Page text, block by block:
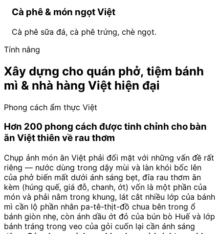
Cà phê & món ngọt Việt
Cà phê sữa đá, cà phê trứng, chè ngọt.
Tính năng
Xây dựng cho quán phở, tiệm bánh
mì & nhà hàng Việt hiện đại
Phong cách ẩm thực Việt
Hơn 200 phong cách được tinh chỉnh cho bàn
ăn Việt thiên về rau thơm
Chụp ảnh món ăn Việt phải đối mặt với những vấn đề rất
riêng — nước dùng trong dậy mùi và làn khói bốc lên
của phở biến mất dưới ánh sáng bẹt, đĩa rau thơm ăn
kèm (húng quế, giá đỗ, chanh, ớt) vốn là một phần của
món và phải nằm trong khung, lát cắt nhiều lớp của bánh
mì cần lộ phần nhân pa-tê-thịt-đồ chua bên trong ổ
bánh giòn nhẹ, còn ánh dầu ớt đỏ của bún bò Huế và lớp
bánh tráng trong veo của gỏi cuốn lại cần ánh sáng